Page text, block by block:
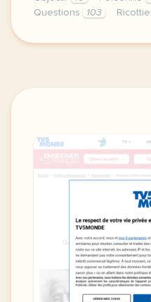
Questions
103
didomi host didomi